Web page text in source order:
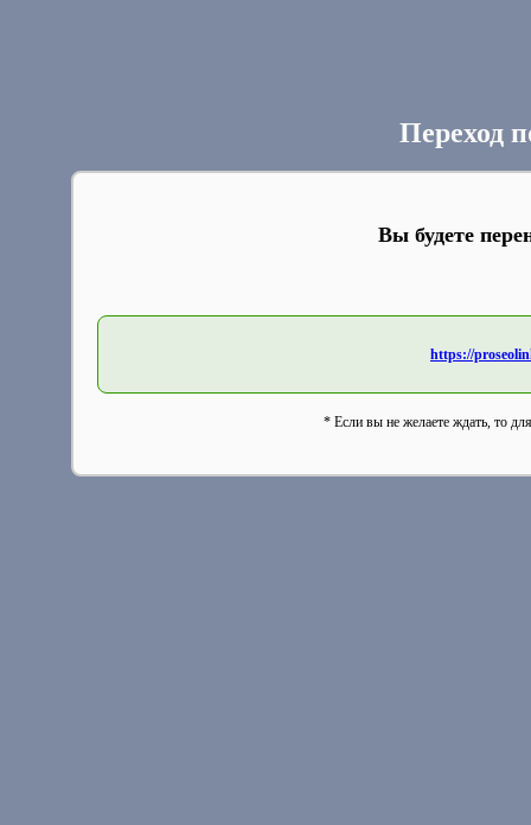
Переход
Вы будете
https://
* Если вы не желаете ждать, то